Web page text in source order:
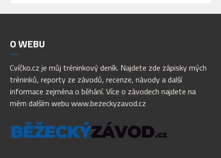
OWEBU
Cvíčko.cz je můj tréninkový deník. Najdete zde zápisky mých
tréninků, reporty ze závodů, recenze, návody a další
informace zejména o běhání. Více o závodech najdete na
mém dalším webu www.bezeckyzavod.cz